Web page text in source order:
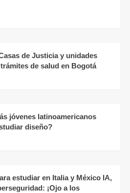
de Justicia y unidades
de salud en Bogotá
jóvenes latinoamericanos
diseño?
estudiar en Italia y México IA,
¡Ojo a los